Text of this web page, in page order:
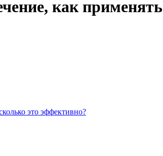
как применять
это эффективно?